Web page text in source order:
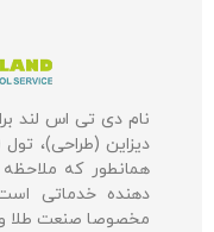
نام دی تی اس لند
دیزاین (طراحی)،
همانطور که
دهنده خدماتی
مخصوصا صنعت طلا و